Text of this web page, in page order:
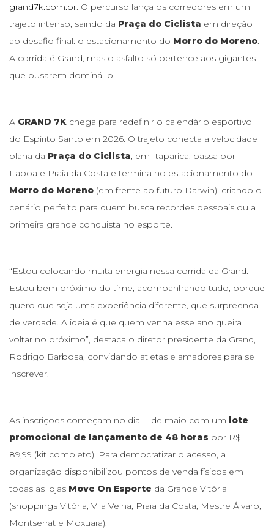
grand7k.com.br. O percurso lança os corredores em um
trajeto intenso, saindo da Praça do Ciclista em direção
ao desafio final: o estacionamento do Morro do Moreno.
A corrida é Grand, mas o asfalto só pertence aos gigantes
que ousarem dominá-lo.
A GRAND 7K chega para redefinir o calendário esportivo
do Espírito Santo em 2026. O trajeto conecta a velocidade
plana da Praça do Ciclista, em Itaparica, passa por
Itapoã e Praia da Costa e termina no estacionamento do
Morro do Moreno (em frente ao futuro Darwin), criando o
cenário perfeito para quem busca recordes pessoais ou a
primeira grande conquista no esporte.
“Estou colocando muita energia nessa corrida da Grand.
Estou bem próximo do time, acompanhando tudo, porque
quero que seja uma experiência diferente, que surpreenda
de verdade. A ideia é que quem venha esse ano queira
voltar no próximo”, destaca o diretor presidente da Grand,
Rodrigo Barbosa, convidando atletas e amadores para se
inscrever.
As inscrições começam no dia 11 de maio com um lote
promocional de lançamento de 48 horas por R$
89,99 (kit completo). Para democratizar o acesso, a
organização disponibilizou pontos de venda físicos em
todas as lojas Move On Esporte da Grande Vitória
(shoppings Vitória, Vila Velha, Praia da Costa, Mestre Álvaro,
Montserrat e Moxuara).